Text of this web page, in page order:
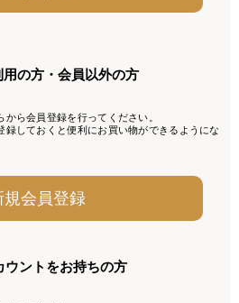
の方・会員以外の方
ら会員登録を行ってください。
録しておくと便利にお買い物ができるようにな
ウントをお持ちの方